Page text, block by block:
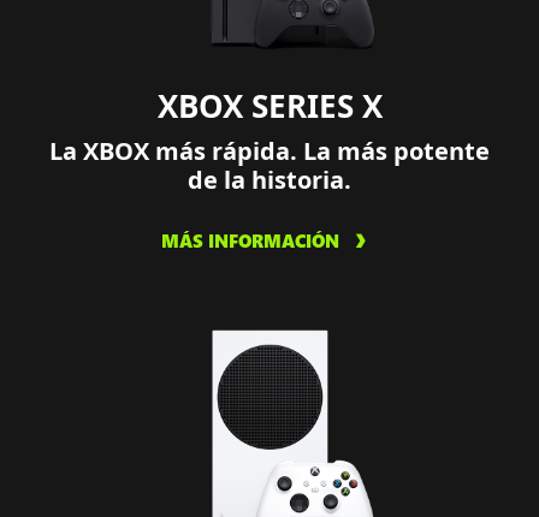
XBOX SERIES X
La XBOX más rápida. La más potente
de la historia.
MÁS INFORMACIÓN